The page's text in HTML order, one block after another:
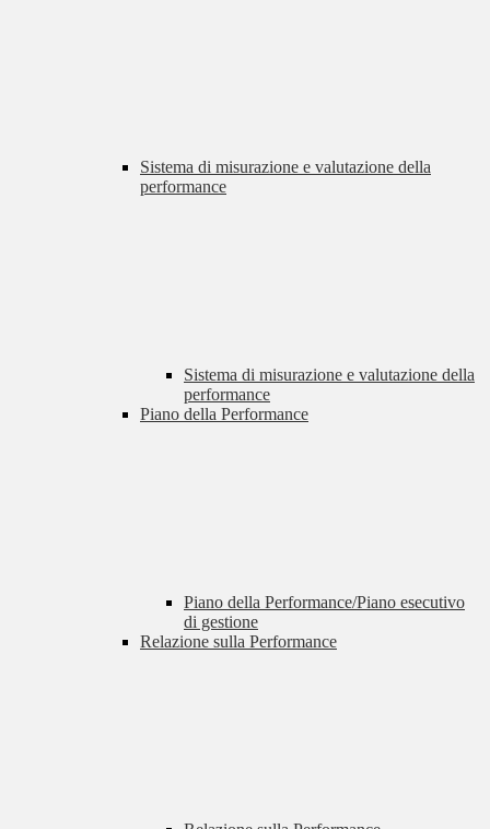
Sistema di misurazione e valutazione della
performance
Sistema di misurazione e valutazione della
performance
Piano della Performance
Piano della Performance/Piano esecutivo
di gestione
Relazione sulla Performance